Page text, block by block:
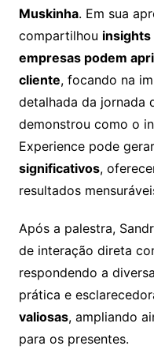
Muskinha. Em sua
compartilhou insights
empresas podem
cliente, focando na
detalhada da jornada
demonstrou como o
Experience pode gerar
significativos,
resultados
Após a palestra,
de interação direta
respondendo a
prática e
valiosas, ampliando
para os presentes.